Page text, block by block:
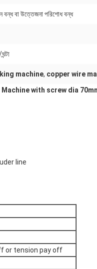
বন্ধ বা উত্তেজনা পরিশোধ বন্ধ
machine, copper wire
with screw dia
line
or tension pay off